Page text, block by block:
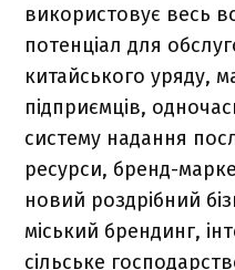
використовує весь
потенціал для
китайського уряду,
підприємців,
систему надання
ресурси, бренд-
новий роздрібний
міський брендинг,
сільське